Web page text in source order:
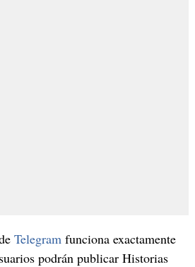
Telegramfunciona exactamente
podrán publicar Historias